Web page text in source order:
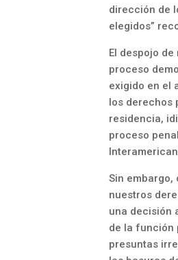
dirección de
elegidos”
El despojo
proceso
exigido en el
los derechos
residencia,
proceso
Sin embargo,
nuestros
una decisión
de la función
presuntas